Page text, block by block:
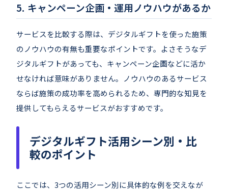
キャンペーン企画・運用ノウハウがあるか
サービスを比較する際は、デジタルギフトを使った施策
のノウハウの有無も重要なポイントです。よさそうなデ
ジタルギフトがあっても、キャンペーン企画などに活か
せなければ意味がありません。ノウハウのあるサービス
ならば施策の成功率を高められるため、専門的な知見を
提供してもらえるサービスがおすすめです。
デジタルギフト活用シーン別・比
較のポイント
ここでは、3つの活用シーン別に具体的な例を交えなが